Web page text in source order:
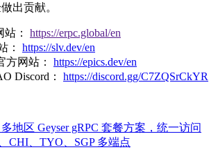
出贡献。
站： https://erpc.global/en
： https://slv.dev/en
方网站： https://epics.dev/en
Discord： https://discord.gg/C7ZQSrCkYR
地区 Geyser gRPC 套餐方案，统一访问
CHI、TYO、SGP 多端点